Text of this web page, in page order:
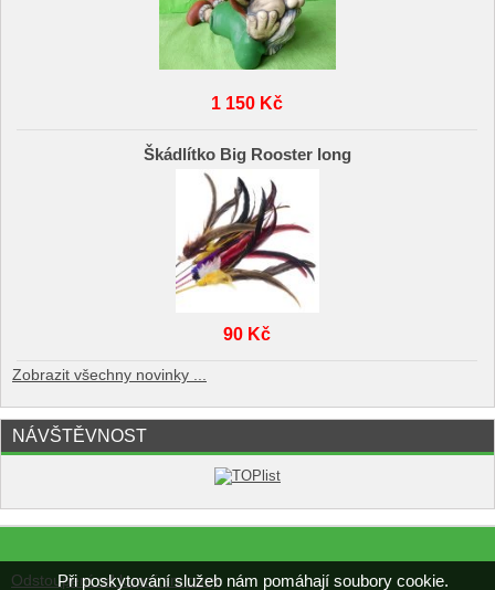
1 150 Kč
Škádlítko Big Rooster long
90 Kč
Zobrazit všechny novinky ...
NÁVŠTĚVNOST
Odstoupení od kupní smlouvy
Při poskytování služeb nám pomáhají soubory cookie.